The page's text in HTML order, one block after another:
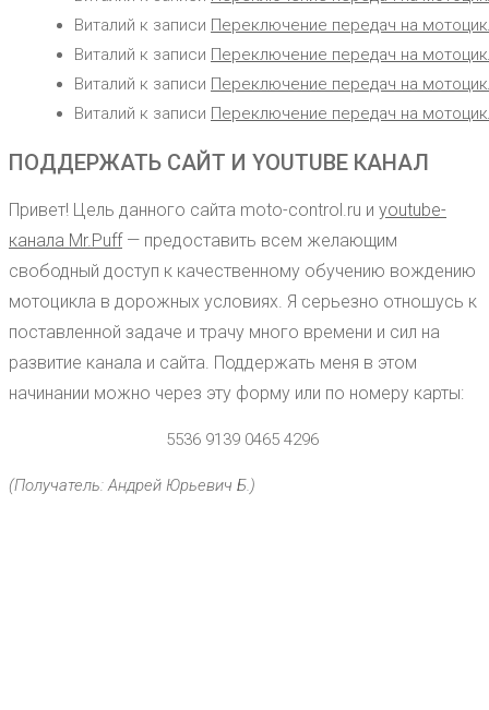
Виталий к записи Переключение передач на
Виталий к записи Переключение передач на
Виталий к записи Переключение передач на
Виталий к записи Переключение передач на
ПОДДЕРЖАТЬ САЙТ И YOUTUBE КАНАЛ
Привет! Цель данного сайта moto-control.ru и youtube-
канала Mr.Puff — предоставить всем желающим
свободный доступ к качественному обучению вождению
мотоцикла в дорожных условиях. Я серьезно отношусь к
поставленной задаче и трачу много времени и сил на
развитие канала и сайта. Поддержать меня в этом
начинании можно через эту форму или по номеру карты:
5536 9139 0465 4296
(Получатель: Андрей Юрьевич Б.)